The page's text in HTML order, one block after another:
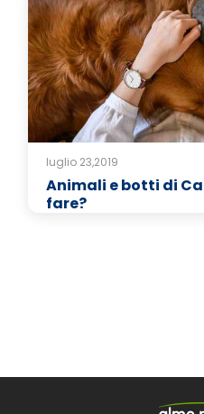
luglio 23,2019
Animali e botti di
fare?